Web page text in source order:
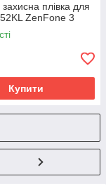
плівка для
ZenFone 3
Купити